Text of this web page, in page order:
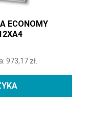
ECONOMY
973,17 zł.